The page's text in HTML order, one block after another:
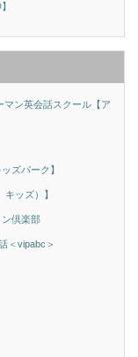
ン英会話スクール【ア
ズパーク】
ッズ）】
倶楽部
＜vipabc＞